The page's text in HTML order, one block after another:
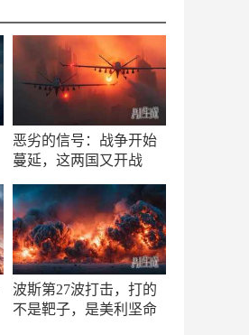
恶劣的信号：战争开始
蔓延，这两国又开战
波斯第27波打击，打的
不是靶子，是美利坚命